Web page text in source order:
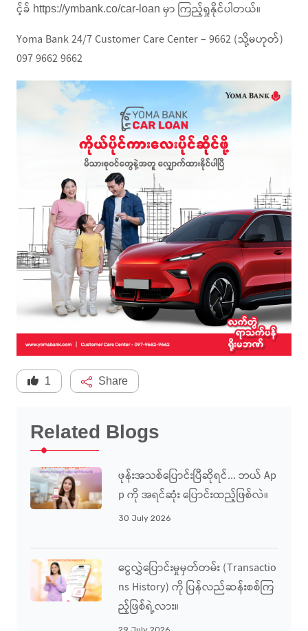
င့်ခ် https://ymbank.co/car-loan မှာ ကြည့်ရှုနိုင်ပါတယ်။
Yoma Bank 24/7 Customer Care Center – 9662 (သို့မဟုတ်)
097 9662 9662
1 Share
Related Blogs
ဖုန်းအသစ်ပြောင်းပြီဆိုရင်... ဘယ် Ap
P ကို အရင်ဆုံး ပြောင်းထည့်ဖြစ်လဲ။
30 July 2026
ငွေလွှဲပြောင်းမှုမှတ်တမ်း (Transactio
Ns History) ကို ပြန်လည်ဆန်းစစ်ကြ
ည့်ဖြစ်ရဲ့လား။